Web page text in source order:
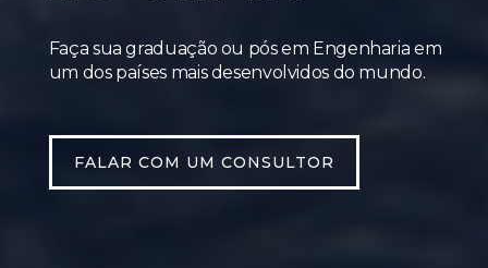
Faça sua graduação ou pós em Engenharia em
um dos países mais desenvolvidos do mundo.
FALAR COM UM CONSULTOR